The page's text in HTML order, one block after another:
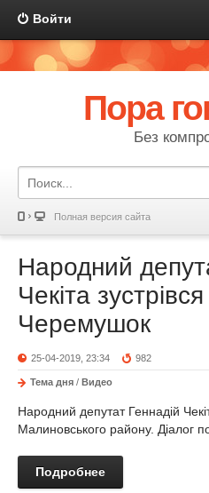
Войти
Пора
Без
Полная версия сайта
Народний
Чекіта
Черемушок
25-04-2019, 23:34 982
Тема дня / Видео
Народний депутат Геннадій
Малиновського району. Діалог
Подробнее